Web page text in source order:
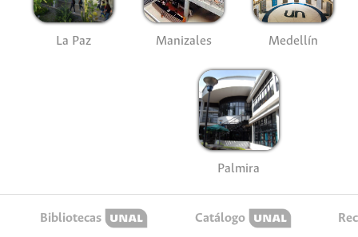
La Paz Manizales Medellín
Palmira
Bibliotecas Catálogo